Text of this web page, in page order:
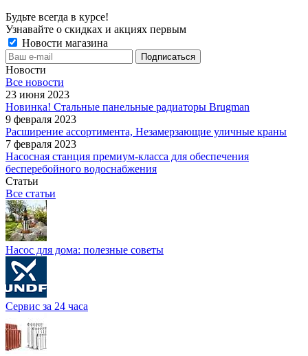
Будьте всегда в курсе!
Узнавайте о скидках и акциях первым
Новости магазина
Новости
Все новости
23 июня 2023
Новинка! Стальные панельные радиаторы Brugman
9 февраля 2023
Расширение ассортимента, Незамерзающие уличные краны
7 февраля 2023
Насосная станция премиум-класса для обеспечения
бесперебойного водоснабжения
Статьи
Все статьи
Насос для дома: полезные советы
Сервис за 24 часа